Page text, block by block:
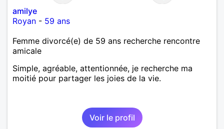
amilye
Royan - 59 ans
Femme divorcé(e) de 59 ans recherche rencontre
amicale
Simple, agréable, attentionnée, je recherche ma
moitié pour partager les joies de la vie.
Voir le profil